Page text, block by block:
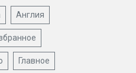
Англия
Главное